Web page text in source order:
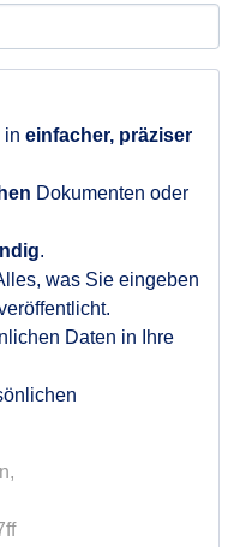
in einfacher, präziser
Dokumenten oder
.
was Sie eingeben
Daten in Ihre